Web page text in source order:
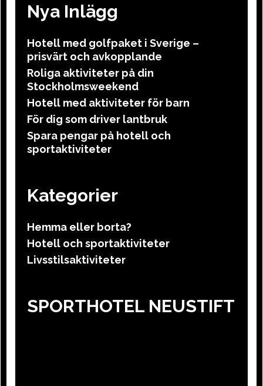
Nya Inlägg
Hotell med golfpaket i Sverige –
prisvärt och avkopplande
Roliga aktiviteter på din
Stockholmsweekend
Hotell med aktiviteter för barn
För dig som driver lantbruk
Spara pengar på hotell och
sportaktiviteter
Kategorier
Hemma eller borta?
Hotell och sportaktiviteter
Livsstilsaktiviteter
SPORTHOTEL NEUSTIFT